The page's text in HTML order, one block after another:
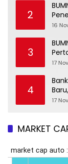
2
16
3
17
4
17
MARKET